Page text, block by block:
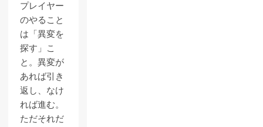
プレイヤー
のやること
は「異変を
探す」こ
と。異変が
あれば引き
返し、なけ
れば進む。
ただそれだ